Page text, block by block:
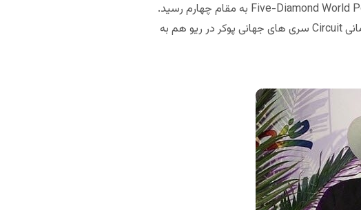
او دوباره به میدان مسابقه برگشت. هارمان در «تور جهانی پوکر» شرکت کرد و در رویداد Five-Diamond World Poker Classic به مقام چهارم رسید.
او در «تور پوکر حرفه ای» هم شرکت کرد و در این رقابت هم در رتبه پنجم ایستاد. جنیفر در رویداد قهرمانی Circuit سری های جهانی پوکر در ریو هم به